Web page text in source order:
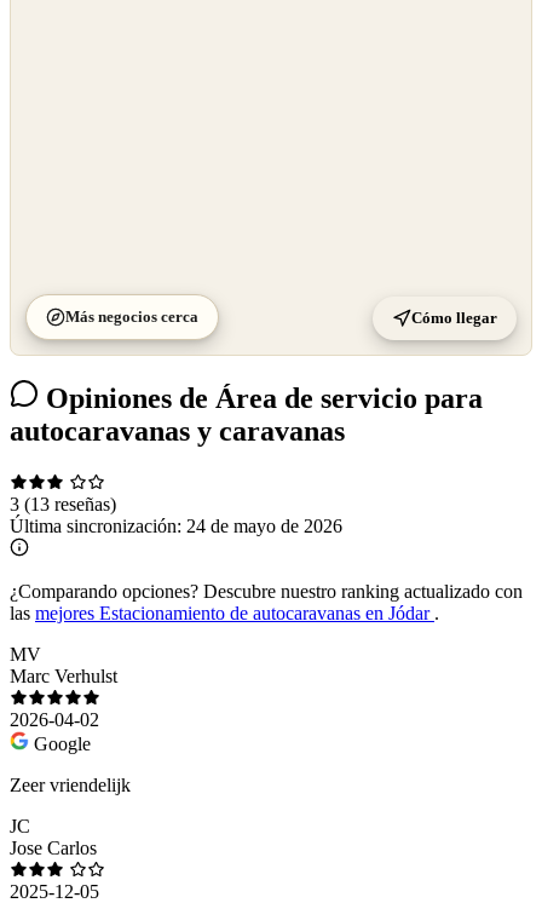
Más negocios cerca Cómo llegar
Opiniones de Área de servicio para
autocaravanas y caravanas
3 (13 reseñas)
Última sincronización: 24 de mayo de 2026
¿Comparando opciones? Descubre nuestro ranking actualizado con
las mejores Estacionamiento de autocaravanas en Jódar .
MV
Marc Verhulst
2026-04-02
Google
Zeer vriendelijk
JC
Jose Carlos
2025-12-05